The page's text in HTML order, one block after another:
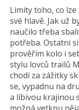
Limity toho, co
své hlavě. Jak už
naučilo třeba
potřeba. Ostatní
prověřím kolo i
stylu lovců trailů
chodí za zážitky
se, vypadnu na
a líbivou krajinou